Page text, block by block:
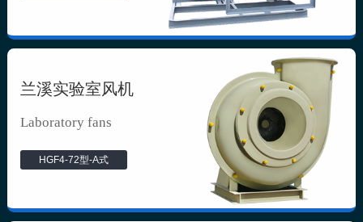
兰溪实验室风机
Laboratory fans
HGF4-72型-A式